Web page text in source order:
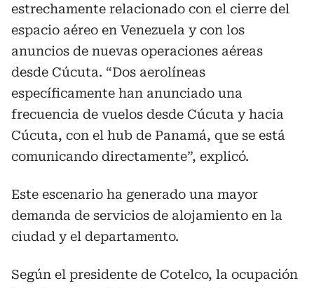
estrechamente relacionado con el cierre del
espacio aéreo en Venezuela y con los
anuncios de nuevas operaciones aéreas
desde Cúcuta. “Dos aerolíneas
específicamente han anunciado una
frecuencia de vuelos desde Cúcuta y hacia
Cúcuta, con el hub de Panamá, que se está
comunicando directamente”, explicó.
Este escenario ha generado una mayor
demanda de servicios de alojamiento en la
ciudad y el departamento.
Según el presidente de Cotelco, la ocupación